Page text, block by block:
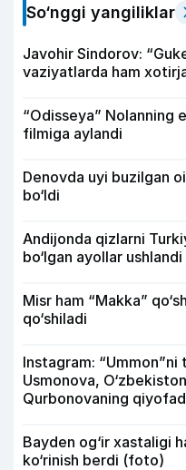
So‘nggi yangiliklar
Javohir Sindorov:
vaziyatlarda ham
“Odisseya” Nolanning
filmiga aylandi
Denovda uyi buzilgan
bo‘ldi
Andijonda qizlarni
bo‘lgan ayollar ushlandi
Misr ham “Makka”
qo‘shiladi
Instagram:
Usmonova,
Qurbonovaning
Bayden og‘ir xastaligi
ko‘rinish berdi (foto)